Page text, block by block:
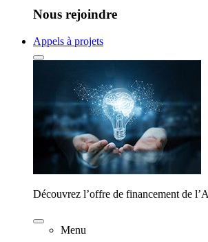
Nous rejoindre
Appels à projets
Découvrez l’offre de financement de
Menu